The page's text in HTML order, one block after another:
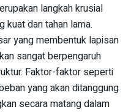
langkah krusial
kuat dan tahan lama.
yang membentuk lapisan
sangat berpengaruh
Faktor-faktor seperti
yang akan ditanggung
secara matang dalam